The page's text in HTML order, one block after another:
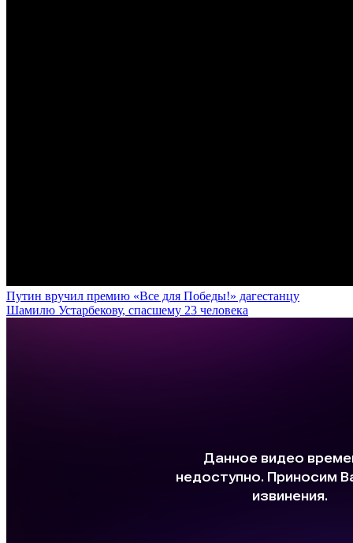
Путин вручил премию «Все для Победы!» дагестанцу
Шамилю Устарбекову, спасшему 23 человека